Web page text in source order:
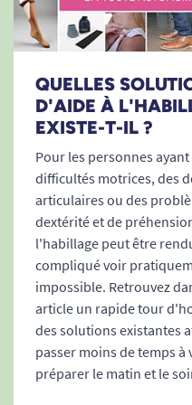
Bonjour Madame,
remonter votre
L'équipe Tous Ergo
Tous Ergo
17/03/2021
Il faut que je m'y habitue
A. Anonymous
07/12/2019
un produit un peu
à utiliser pour moi qui a
A. Anonymous
Bonjour Madame,
QUELLES
D'AIDE À
EXISTE-T-IL ?
Pour les personnes ayant
difficultés motrices, des
articulaires ou des
dextérité et de
l'habillage peut être
compliqué voir
impossible. Retrouvez
article un rapide tour
des solutions existantes
passer moins de temps à
préparer le matin et le